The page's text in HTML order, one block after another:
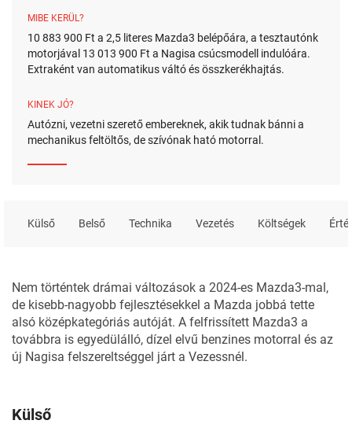
MIBE KERÜL?
10 883 900 Ft a 2,5 literes Mazda3 belépőára, a tesztautónk
motorjával 13 013 900 Ft a Nagisa csúcsmodell indulóára.
Extraként van automatikus váltó és összkerékhajtás.
KINEK JÓ?
Autózni, vezetni szerető embereknek, akik tudnak bánni a
mechanikus feltöltős, de szívónak ható motorral.
Külső Belső Technika Vezetés Költségek
Nem történtek drámai változások a 2024-es Mazda3-mal,
de kisebb-nagyobb fejlesztésekkel a Mazda jobbá tette
alsó középkategóriás autóját. A felfrissített Mazda3 a
továbbra is egyedülálló, dízel elvű benzines motorral és az
új Nagisa felszereltséggel járt a Vezessnél.
Külső